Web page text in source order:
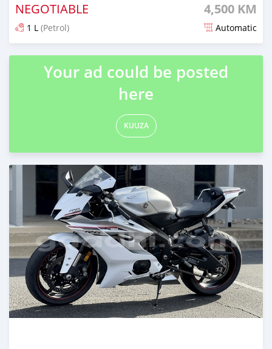
NEGOTIABLE 4,500 KM
1 L (Petrol) Automatic
Ilitangazwa zaidi ya miaka 4 iliopita
Your ad could be posted
here
KUUZA